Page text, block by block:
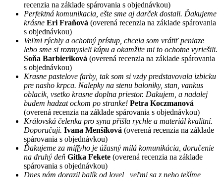
recenzia na základe spárovania s objednávkou)
Perfektná komunikacia, ešte sme aj darček dostali. Ďakujeme
krásne Eri Fraňová (overená recenzia na základe spárovania
s objednávkou)
Veľmi rýchly a ochotný prístup, chcela som vrátiť peniaze
lebo sme si rozmysleli kúpu a okamžite mi to ochotne vyriešili.
Soňa Barbieriková (overená recenzia na základe spárovania
s objednávkou)
Krasne pastelove farby, tak som si vzdy predstavovala izbicku
pre nasho krpca. Nalepky na stenu baloniky, stan, vankus
oblacik, vsetko krasne doplna priestor. Dakujem, a nadalej
budem hadzat ockom po stranke! Petra Koczmanová
(overená recenzia na základe spárovania s objednávkou)
Královská čelenka pro syna přišla rychle a materiál kvalitní.
Doporučuji. Ivana Menšíková (overená recenzia na základe
spárovania s objednávkou)
Ďakujeme za miffyho je úžasný milá komunikácia, doručenie
na druhý deň Gitka Fekete (overená recenzia na základe
spárovania s objednávkou)
Dnes nám dorazil balík od lovel , veľmi sa z neho tešíme,